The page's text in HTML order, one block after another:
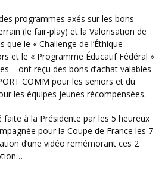
(le fair-play) et la Valorisation de
que le « Challenge de l’Éthique
et le « Programme Éducatif Fédéral »
– ont reçu des bons d’achat valables
COMM pour les seniors et du
les équipes jeunes récompensées.
pour la Coupe de France les 7
d’une vidéo remémorant ces 2